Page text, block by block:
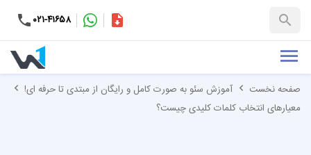
۰۲۱-۴۱۶۵۸
+۹۸-کاتالوگ
صفحه نخست
آموزش سئو به صورت کامل و رایگان از مبتدی تا حرفه ای!
معیارهای انتخاب کلمات کلیدی چیست؟